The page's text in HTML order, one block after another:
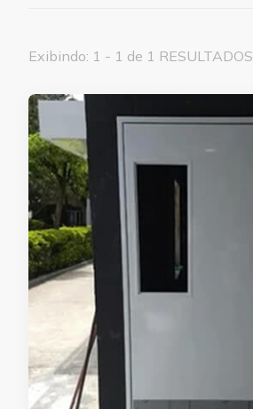
Exibindo: 1 - 1 de 1 RESULTADOS